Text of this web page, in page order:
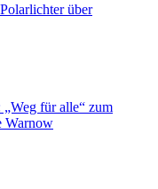
über
für alle“ zum
Warnow